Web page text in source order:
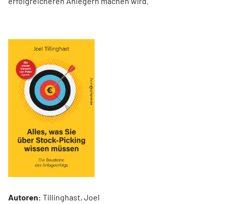
Autoren: Tillinghast, Joel